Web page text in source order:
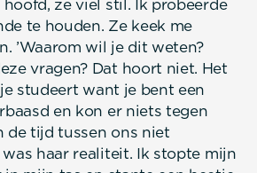
ze viel stil. Ik probeerde
te houden. Ze keek me
’Waarom wil je dit weten?
vragen? Dat hoort niet. Het
studeert want je bent een
en kon er niets tegen
de tijd tussen ons niet
haar realiteit. Ik stopte mijn